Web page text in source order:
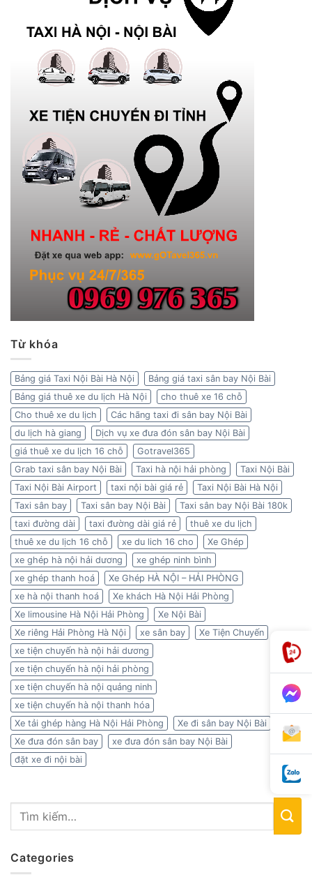
Từ khóa
Bảng giá Taxi Nội Bài Hà Nội
Bảng giá taxi sân bay Nội Bài
Bảng giá thuê xe du lịch Hà Nội
cho thuê xe 16 chỗ
Cho thuê xe du lịch
Các hãng taxi đi sân bay Nội Bài
du lịch hà giang
Dịch vụ xe đưa đón sân bay Nội Bài
giá thuê xe du lịch 16 chỗ
Gotravel365
Grab taxi sân bay Nội Bài
Taxi hà nội hải phòng
Taxi Nội Bài
Taxi Nội Bài Airport
taxi nội bài giá rẻ
Taxi Nội Bài Hà Nội
Taxi sân bay
Taxi sân bay Nội Bài
Taxi sân bay Nội Bài 180k
taxi đường dài
taxi đường dài giá rẻ
thuê xe du lịch
thuê xe du lịch 16 chỗ
xe du lich 16 cho
Xe Ghép
xe ghép hà nội hải dương
xe ghép ninh bình
xe ghép thanh hoá
Xe Ghép HÀ NỘI – HẢI PHÒNG
xe hà nội thanh hoá
Xe khách Hà Nội Hải Phòng
Xe limousine Hà Nội Hải Phòng
Xe Nội Bài
Xe riêng Hải Phòng Hà Nội
xe sân bay
Xe Tiện Chuyến
xe tiện chuyến hà nội hải dương
xe tiện chuyến hà nội hải phòng
xe tiện chuyến hà nội quảng ninh
xe tiện chuyến hà nội thanh hóa
Xe tải ghép hàng Hà Nội Hải Phòng
Xe đi sân bay Nội Bài
Xe đưa đón sân bay
xe đưa đón sân bay Nội Bài
đặt xe đi nội bài
Categories